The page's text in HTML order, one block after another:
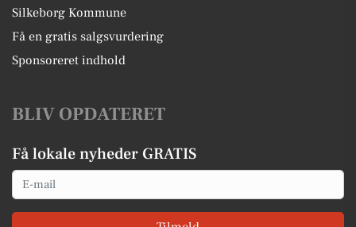
Silkeborg Kommune
Få en gratis salgsvurdering
Sponsoreret indhold
BLIV OPDATERET
Få lokale nyheder GRATIS
Email